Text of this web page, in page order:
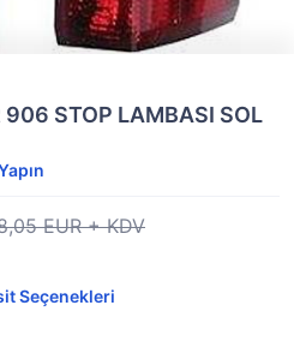
906 STOP LAMBASI SOL
EUR + KDV
Seçenekleri